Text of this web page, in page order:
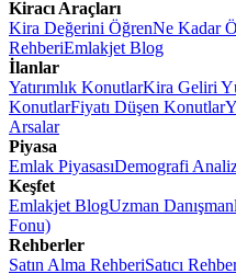
Kiracı Araçları
Kira Değerini ÖğrenNe Kadar
RehberiEmlakjet Blog
İlanlar
Yatırımlık KonutlarKira Geliri
KonutlarFiyatı Düşen Konutlar
Arsalar
Piyasa
Emlak PiyasasıDemografi
Keşfet
Emlakjet BlogUzman
Fonu)
Rehberler
Satın Alma RehberiSatıcı